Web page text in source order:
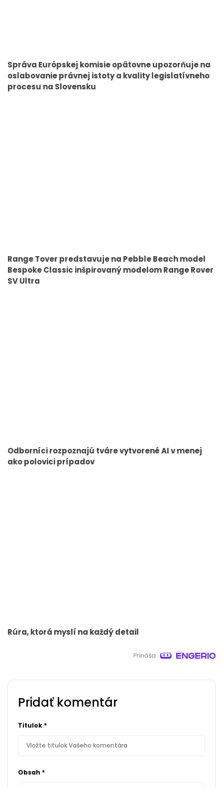
Správa Európskej komisie opätovne upozorňuje na
oslabovanie právnej istoty a kvality legislatívneho
procesu na Slovensku
Range Tover predstavuje na Pebble Beach model
Bespoke Classic inšpirovaný modelom Range Rover
SV Ultra
Odborníci rozpoznajú tváre vytvorené AI v menej
ako polovici prípadov
Rúra, ktorá myslí na každý detail
Pridať komentár
Titulok *
Obsah *